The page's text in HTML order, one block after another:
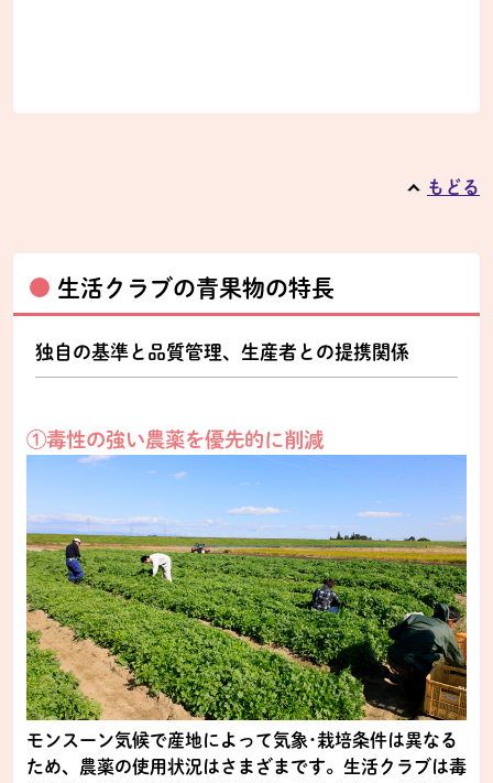
もどる
生活クラブの青果物の特長
独自の基準と品質管理、生産者との提携関係
①毒性の強い農薬を優先的に削減
モンスーン気候で産地によって気象･栽培条件は異なる
ため、農薬の使用状況はさまざまです。生活クラブは毒